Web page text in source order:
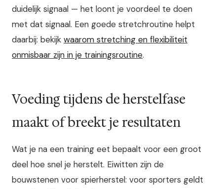
duidelijk signaal — het loont je voordeel te doen
met dat signaal. Een goede stretchroutine helpt
daarbij: bekijk waarom stretching en flexibiliteit
onmisbaar zijn in je trainingsroutine.
Voeding tijdens de herstelfase
maakt of breekt je resultaten
Wat je na een training eet bepaalt voor een groot
deel hoe snel je herstelt. Eiwitten zijn de
bouwstenen voor spierherstel: voor sporters geldt